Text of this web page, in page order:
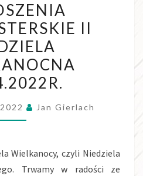
DUSZPASTERSKIE
NIEDZIELA
WIELKANOCNA
24.04.2022R.
II
Jan Gierlach
Wielkanocy, czyli Niedziela
Trwamy w radości ze